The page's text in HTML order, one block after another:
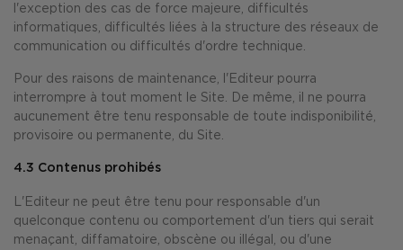
l'exception des cas de force majeure, difficultés
informatiques, difficultés liées à la structure des réseaux de
communication ou difficultés d'ordre technique.
Pour des raisons de maintenance, l'Editeur pourra
interrompre à tout moment le Site. De même, il ne pourra
aucunement être tenu responsable de toute indisponibilité,
provisoire ou permanente, du Site.
4.3 Contenus prohibés
L'Editeur ne peut être tenu pour responsable d'un
quelconque contenu ou comportement d'un tiers qui serait
menaçant, diffamatoire, obscène ou illégal, ou d'une